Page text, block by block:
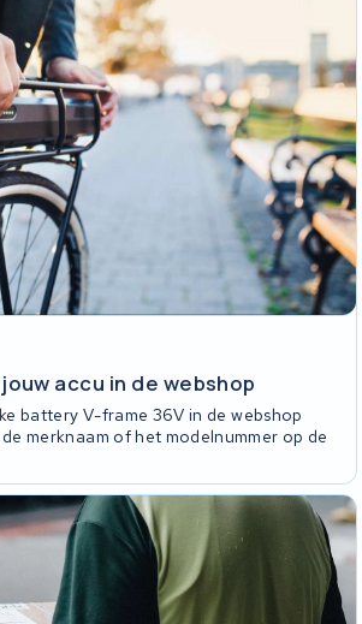
accu in de webshop
battery V-frame 36V in de webshop
merknaam of het modelnummer op de